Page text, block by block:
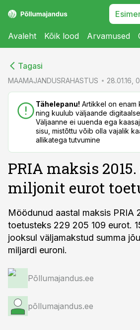
Avaleht Kõik lood Arvamused
Tagasi
MAAMAJANDUSRAHASTUS 28.01.16,
Tähelepanu! Artikkel on enam
ning kuulub väljaande
Väljaanne ei uuenda ega
sisu, mistõttu võib olla vajalik
allikatega tutvumine
PRIA maksis
miljonit eurot
Möödunud aastal maksis
toetusteks 229 205 109 eurot.
jooksul väljamakstud summa
miljardi euroni.
Põllumajandus.ee
põllumajandus.ee